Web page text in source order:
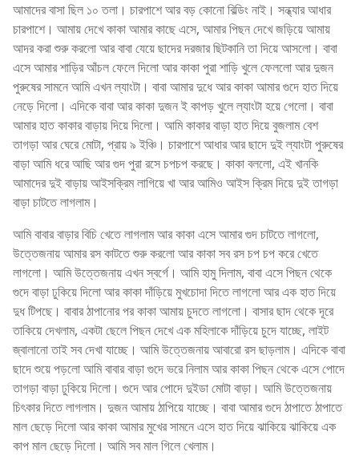
আমাদের বাসা ছিল ১০ তলা। চারপাশে আর বড় কোনো বিল্ডিং নাই। সন্ধ্যার আধার
চারপাশে। আমায় দেখে কাকা আমার কাছে এসে, আমার পিছন দেখে জড়িয়ে আমায়
আদর করা শুরু করলো আর বাবা যেয়ে ছাদের দরজার ছিটকানি তা দিয়ে আসলো। বাবা
এসে আমার শাড়ির আঁচল ফেলে দিলো আর কাকা পুরা শাড়ি খুলে ফেললো আর দুজন
পুরুষের সামনে আমি এখন ল্যাংটা। বাবা আমার দুধে আর কাকা আমার গুদে হাত দিয়ে
নেড়ে দিলো। এদিকে বাবা আর কাকা দুজন ই কাপড় খুলে ল্যাংটা হয়ে গেলো। বাবা
আমার হাত কাকার বাড়ায় দিয়ে দিলো। আমি কাকার বাড়া হাত দিয়ে বুজলাম বেশ
তাগড়া আর ঘেরে মোটা, প্রায় ৯ ইঞ্চি। চারপাশে আধার আর ছাদে দুই ল্যাংটা পুরুষের
বাড়া আমি ধরে আছি আর গুদ পুরা রসে চপচপ করছে। কাকা বললো, এই খানকি
আমাদের দুই বাড়ায় আইসক্রিম লাগিয়ে খা আর আমিও আইস ক্রিম দিয়ে দুই তাগড়া
বাড়া চাটতে লাগলাম।
আমি বাবার বাড়ার বিচি খেতে লাগলাম আর কাকা এসে আমার গুদ চাটতে লাগলো,
উত্তেজনায় আমার রস কাটতে শুরু করলো আর কাকা সব রস চপ চপ করে খেতে
লাগলো। আমি উত্তেজনায় এখন স্বর্গে। আমি হামু দিলাম, বাবা এসে পিছন থেকে
গুদে বাড়া ঢুকিয়ে দিলো আর কাকা দাঁড়িয়ে মুখচোদা দিতে লাগলো আর এক হাত দিয়ে
দুধ টিপছে। বাবার ঠাপানোর পর কাকা আমায় চুদতে লাগলো। বাসার ছাদ থেকে দূরে
তাকিয়ে দেখলাম, একটা ছেলে পিছন দেখে এক মহিলাকে দাঁড়িয়ে চুদে যাচ্ছে, লাইট
জ্বালানো তাই সব দেখা যাচ্ছে। আমি উত্তেজনায় আবারো রস ছাড়লাম। এদিকে বাবা
ছাদে শুয়ে পড়লো আমি বাবার বাড়া গুদে ভরে নিলাম আর কাকা পিছন থেকে এসে পোদে
তাগড়া বাড়া ঢুকিয়ে দিলো। গুদে আর পোদে দুইডা মোটা বাড়া। আমি উত্তেজনায়
চিৎকার দিতে লাগলাম। দুজন আমায় ঠাপিয়ে যাচ্ছে। বাবা আমার গুদে ঠাপাতে ঠাপাতে
মাল ছেড়ে দিলো আর কাকা আমার মুখের সামনে এসে হাত দিয়ে ঝাকিয়ে ঝাকিয়ে এক
কাপ মাল ছেড়ে দিলো। আমি সব মাল গিলে খেলাম।